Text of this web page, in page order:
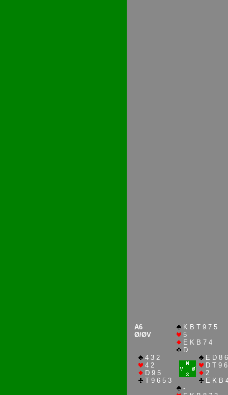
A6
Ø/ØV
K B T 9 7 5
5
E K B 7 4
D
4 3 2
4 2
D 9 5
T 9 6 5 3
E D 8 6
D T 9 6
2
E K B
-